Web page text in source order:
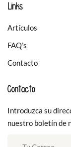
Links
Artículos
FAQ’s
Contacto
Contacto
Introduzca su
nuestro boletín de